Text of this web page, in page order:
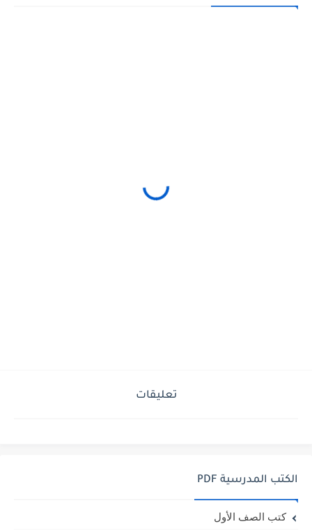
تعليقات
الكتب المدرسية PDF
كتب الصف الأول